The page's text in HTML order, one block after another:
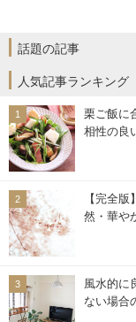
話題の記事
人気記事ランキング
栗ご飯に
相性の良
【完全
然・華や
風水的に
ない場合